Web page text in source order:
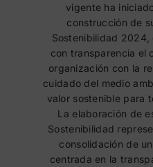
vigente ha
construcción de
Sostenibilidad 2024,
con transparencia el
organización con la
cuidado del medio
valor sostenible para
La elaboración de
Sostenibilidad
consolidación de
centrada en la